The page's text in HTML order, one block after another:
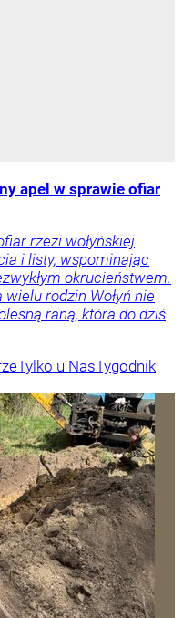
apel w sprawie ofiar
rzezi wołyńskiej
i listy, wspominając
okrucieństwem.
rodzin Wołyń nie
raną, która do dziś
Tylko u NasTygodnik